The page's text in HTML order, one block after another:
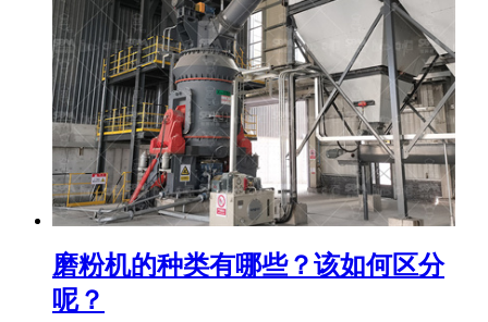
磨粉机的种类有哪些？该如何区分
呢？